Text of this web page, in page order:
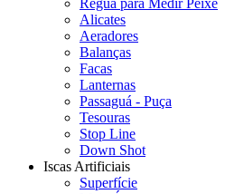
Régua para Medir Peixe
Alicates
Aeradores
Balanças
Facas
Lanternas
Passaguá - Puça
Tesouras
Stop Line
Down Shot
Iscas Artificiais
Superfície